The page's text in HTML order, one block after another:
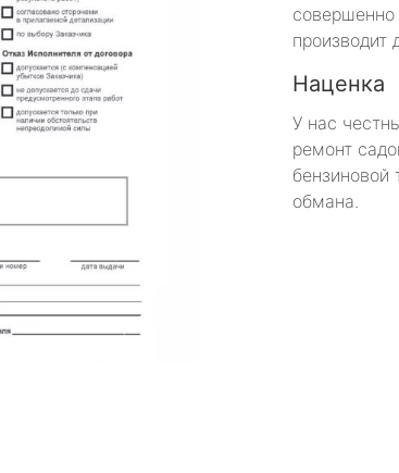
совершенно
производит
Наценка
У нас
ремонт
бензиновой
обмана.